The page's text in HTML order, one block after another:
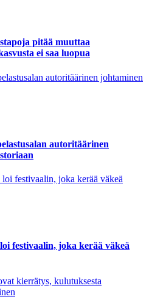
pitää muuttaa
ei saa luopua
autoritäärinen
festivaalin, joka kerää väkeä